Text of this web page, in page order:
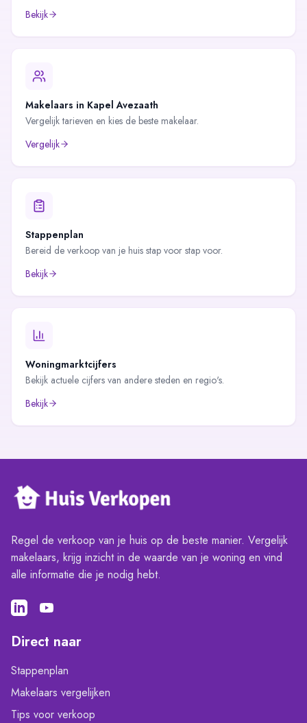
Bekijk
Makelaars in Kapel Avezaath
Vergelijk tarieven en kies de beste makelaar.
Vergelijk
Stappenplan
Bereid de verkoop van je huis stap voor stap voor.
Bekijk
Woningmarktcijfers
Bekijk actuele cijfers van andere steden en regio's.
Bekijk
Regel de verkoop van je huis op de beste manier. Vergelijk
makelaars, krijg inzicht in de waarde van je woning en vind
alle informatie die je nodig hebt.
Direct naar
Stappenplan
Makelaars vergelijken
Tips voor verkoop